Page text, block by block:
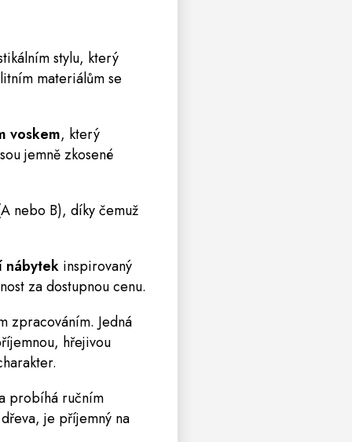
stylu, který
materiálům se
voskem, který
jemně zkosené
nebo B), díky čemuž
nábytek inspirovaný
za dostupnou cenu.
zpracováním. Jedná
hřejivou
probíhá ručním
je příjemný na